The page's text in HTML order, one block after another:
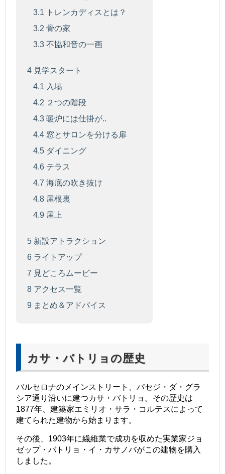
3.1 トレンカディスとは？
3.2 骨の家
3.3 不協和音の一画
4 見学スタート
4.1 入場
4.2 ２つの階段
4.3 暖炉には仕掛が..
4.4 窓とサロンを分ける扉
4.5 ダイニング
4.6 テラス
4.7 海底の吹き抜け
4.8 屋根裏
4.9 屋上
5 新設アトラクション
6 ライトアップ
7 見どころムービー
8 アクセス一覧
9 まとめ＆アドバイス
カサ・バトリョの歴史
バルセロナのメインストリート、パセジ・ダ・グラ
シア通り沿いに建つカサ・バトリョ。その歴史は
1877年、建築家エミリオ・サラ・コルテスによって
建てられた建物から始まります。
その後、1903年に繊維業で成功を収めた実業家ジョ
ゼップ・バトリョ・イ・カサノバがこの建物を購入
しました。